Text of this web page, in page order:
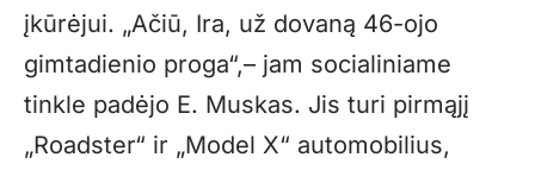
įkūrėjui. „Ačiū, Ira, už dovaną 46-ojo
gimtadienio proga“,– jam socialiniame
tinkle padėjo E. Muskas. Jis turi pirmąjį
„Roadster“ ir „Model X“ automobilius,